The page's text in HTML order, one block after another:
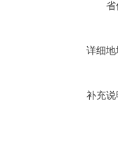
省
详细地
补充说